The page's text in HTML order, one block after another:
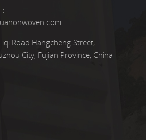
:
Road Hangcheng Street,
City, Fujian Province, China